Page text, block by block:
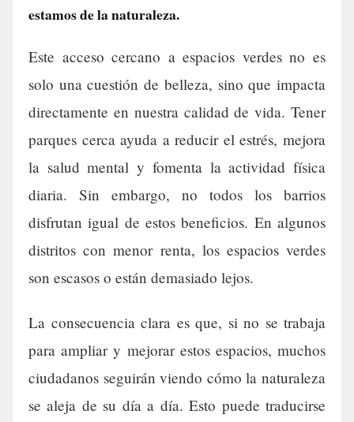
estamos de la naturaleza.
Este acceso cercano a espacios verdes no es
solo una cuestión de belleza, sino que impacta
directamente en nuestra calidad de vida. Tener
parques cerca ayuda a reducir el estrés, mejora
la salud mental y fomenta la actividad física
diaria. Sin embargo, no todos los barrios
disfrutan igual de estos beneficios. En algunos
distritos con menor renta, los espacios verdes
son escasos o están demasiado lejos.
La consecuencia clara es que, si no se trabaja
para ampliar y mejorar estos espacios, muchos
ciudadanos seguirán viendo cómo la naturaleza
se aleja de su día a día. Esto puede traducirse